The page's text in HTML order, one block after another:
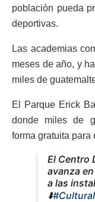
población pueda
deportivas.
Las academias
meses de año, y
miles de
El Parque Erick
donde miles de
forma gratuita para
El Centro
avanza
a las
⬇️